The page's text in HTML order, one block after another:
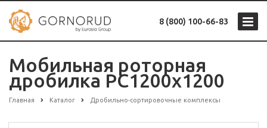
8 (800) 100-66-83
Мобильная роторная
дробилка РС1200х1200
Главная Каталог Дробильно-сортировочные комплексы